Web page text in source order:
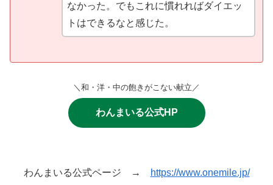
なかった。でもこれに慣れればダイエッ
トはできるなと感じた。
＼和・洋・中の飽きがこない献立／
わんまいる公式HP
わんまいる公式ページ → https://www.onemile.jp/